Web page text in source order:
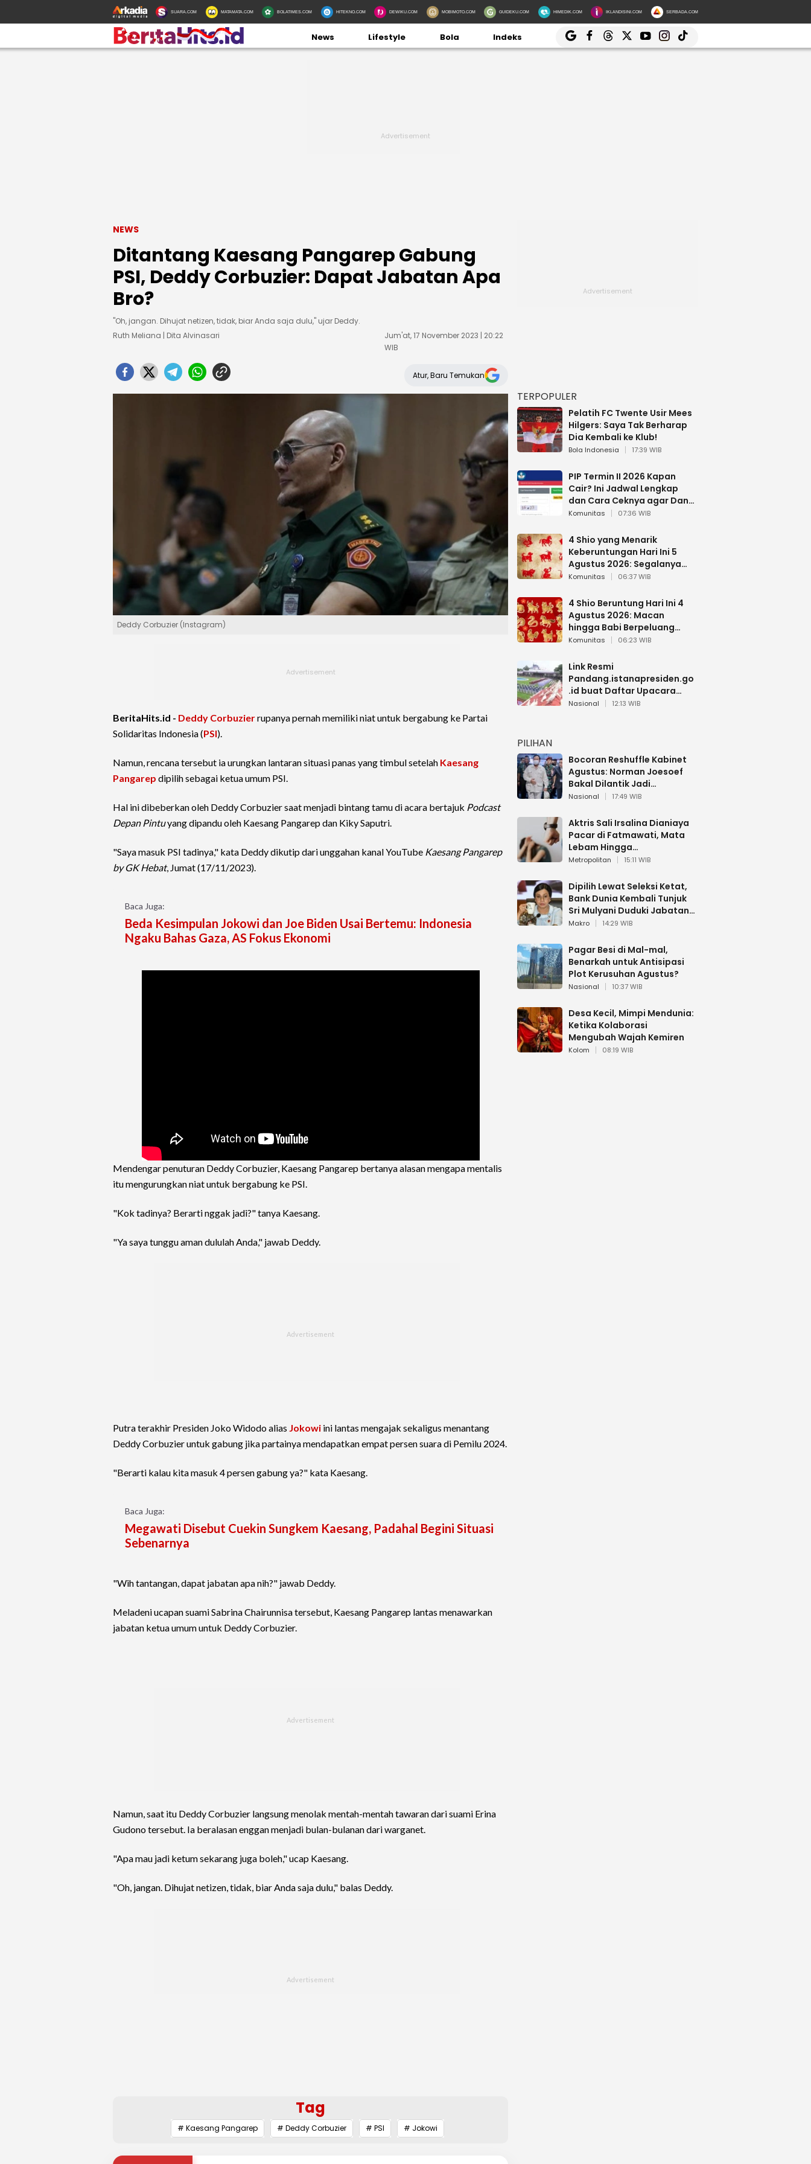
SUARA.COM MATAMATA.COM BOLATIMES.COM HITEKNO.COM DEWIKU.COM MOBIMOTO.COM GUIDEKU.COM HIMEDIK.COM IKLANDISINI.COM SERBADA.COM
News Lifestyle Bola Indeks
NEWS
Ditantang Kaesang Pangarep Gabung
PSI, Deddy Corbuzier: Dapat Jabatan Apa
Bro?
"Oh, jangan. Dihujat netizen, tidak, biar Anda saja dulu," ujar Deddy.
Ruth Meliana | Dita Alvinasari
Jum'at, 17 November 2023 | 20:22
WIB
Atur, Baru Temukan
Deddy Corbuzier (Instagram)
BeritaHits.id - Deddy Corbuzierrupanya pernah memiliki niat untuk bergabung ke Partai
Solidaritas Indonesia (PSI).
Namun, rencana tersebut ia urungkan lantaran situasi panas yang timbul setelah Kaesang
Pangarep dipilih sebagai ketua umum PSI.
Hal ini dibeberkan oleh Deddy Corbuzier saat menjadi bintang tamu di acara bertajuk Podcast
Depan Pintuyang dipandu oleh Kaesang Pangarep dan Kiky Saputri.
"Saya masuk PSI tadinya," kata Deddy dikutip dari unggahan kanal YouTube Kaesang Pangarep
by GK Hebat, Jumat (17/11/2023).
Baca Juga:
Beda Kesimpulan Jokowi dan Joe Biden Usai Bertemu: Indonesia
Ngaku Bahas Gaza, AS Fokus Ekonomi
Mendengar penuturan Deddy Corbuzier, Kaesang Pangarep bertanya alasan mengapa mentalis
itu mengurungkan niat untuk bergabung ke PSI.
"Kok tadinya? Berarti nggak jadi?" tanya Kaesang.
"Ya saya tunggu aman dululah Anda," jawab Deddy.
Putra terakhir Presiden Joko Widodo alias Jokowi ini lantas mengajak sekaligus menantang
Deddy Corbuzier untuk gabung jika partainya mendapatkan empat persen suara di Pemilu 2024.
"Berarti kalau kita masuk 4 persen gabung ya?" kata Kaesang.
Baca Juga:
Megawati Disebut Cuekin Sungkem Kaesang, Padahal Begini Situasi
Sebenarnya
"Wih tantangan, dapat jabatan apa nih?" jawab Deddy.
Meladeni ucapan suami Sabrina Chairunnisa tersebut, Kaesang Pangarep lantas menawarkan
jabatan ketua umum untuk Deddy Corbuzier.
Namun, saat itu Deddy Corbuzier langsung menolak mentah-mentah tawaran dari suami Erina
Gudono tersebut. Ia beralasan enggan menjadi bulan-bulanan dari warganet.
"Apa mau jadi ketum sekarang juga boleh," ucap Kaesang.
"Oh, jangan. Dihujat netizen, tidak, biar Anda saja dulu," balas Deddy.
Tag
# Kaesang Pangarep # Deddy Corbuzier # PSI # Jokowi
TERPOPULER
Pelatih FC Twente Usir Mees
Hilgers: Saya Tak Berharap
Dia Kembali ke Klub!
Bola Indonesia 17:39 WIB
PIP Termin II 2026 Kapan
Cair? Ini Jadwal Lengkap
dan Cara Ceknya agar Dana
Tidak Hangus!
Komunitas 07:36 WIB
4 Shio yang Menarik
Keberuntungan Hari Ini 5
Agustus 2026: Segalanya
Berjalan Lancar
Komunitas 06:37 WIB
4 Shio Beruntung Hari Ini 4
Agustus 2026: Macan
hingga Babi Berpeluang
Dapat Kabar Baik
Komunitas 06:23 WIB
Link Resmi
Pandang.istanapresiden.go
.id buat Daftar Upacara
Bendera HUT RI di Istana
Nasional 12:13 WIB
PILIHAN
Bocoran Reshuffle Kabinet
Agustus: Norman Joesoef
Bakal Dilantik Jadi
Wamenhan RI
Nasional 17:49 WIB
Aktris Sali Irsalina Dianiaya
Pacar di Fatmawati, Mata
Lebam Hingga
Diselamatkan Polantas
Metropolitan 15:11 WIB
Dipilih Lewat Seleksi Ketat,
Bank Dunia Kembali Tunjuk
Sri Mulyani Duduki Jabatan
Strategis
Makro 14:29 WIB
Pagar Besi di Mal-mal,
Benarkah untuk Antisipasi
Plot Kerusuhan Agustus?
Nasional 10:37 WIB
Desa Kecil, Mimpi Mendunia:
Ketika Kolaborasi
Mengubah Wajah Kemiren
Kolom 08:19 WIB